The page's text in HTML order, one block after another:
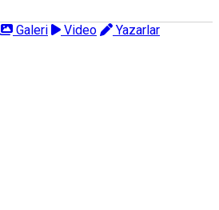
Galeri Video
Yazarlar